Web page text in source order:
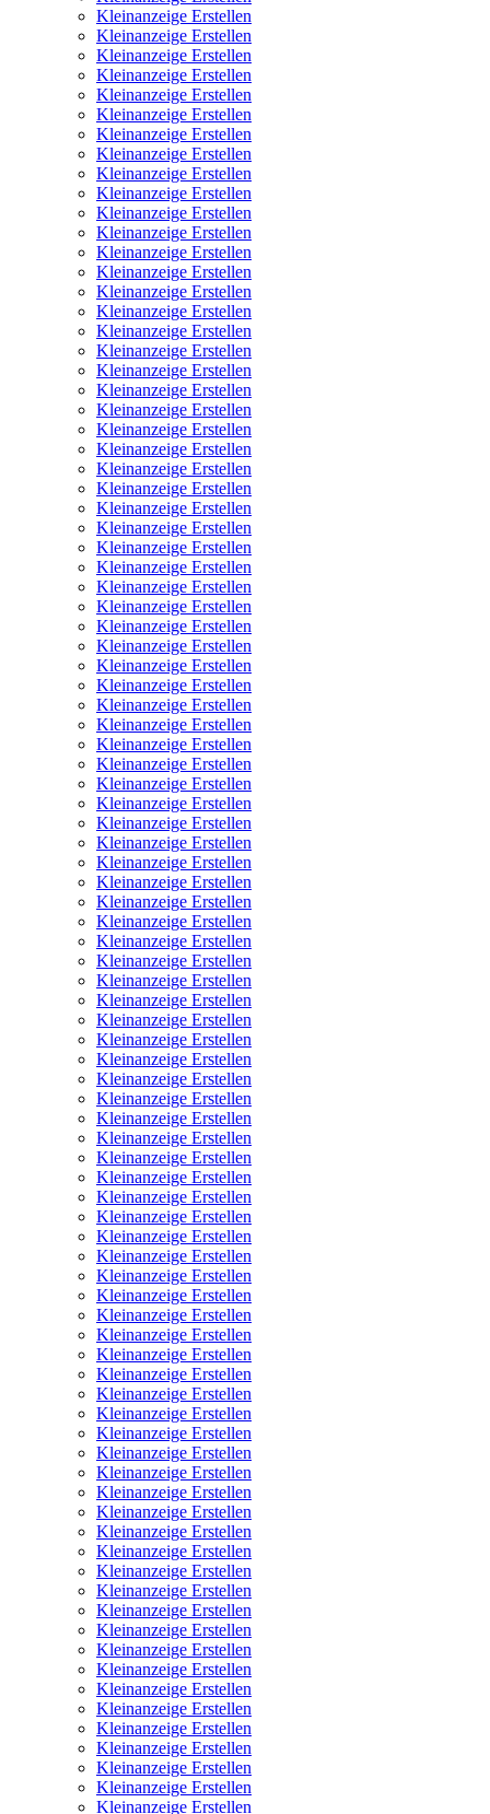
Kleinanzeige Erstellen
Kleinanzeige Erstellen
Kleinanzeige Erstellen
Kleinanzeige Erstellen
Kleinanzeige Erstellen
Kleinanzeige Erstellen
Kleinanzeige Erstellen
Kleinanzeige Erstellen
Kleinanzeige Erstellen
Kleinanzeige Erstellen
Kleinanzeige Erstellen
Kleinanzeige Erstellen
Kleinanzeige Erstellen
Kleinanzeige Erstellen
Kleinanzeige Erstellen
Kleinanzeige Erstellen
Kleinanzeige Erstellen
Kleinanzeige Erstellen
Kleinanzeige Erstellen
Kleinanzeige Erstellen
Kleinanzeige Erstellen
Kleinanzeige Erstellen
Kleinanzeige Erstellen
Kleinanzeige Erstellen
Kleinanzeige Erstellen
Kleinanzeige Erstellen
Kleinanzeige Erstellen
Kleinanzeige Erstellen
Kleinanzeige Erstellen
Kleinanzeige Erstellen
Kleinanzeige Erstellen
Kleinanzeige Erstellen
Kleinanzeige Erstellen
Kleinanzeige Erstellen
Kleinanzeige Erstellen
Kleinanzeige Erstellen
Kleinanzeige Erstellen
Kleinanzeige Erstellen
Kleinanzeige Erstellen
Kleinanzeige Erstellen
Kleinanzeige Erstellen
Kleinanzeige Erstellen
Kleinanzeige Erstellen
Kleinanzeige Erstellen
Kleinanzeige Erstellen
Kleinanzeige Erstellen
Kleinanzeige Erstellen
Kleinanzeige Erstellen
Kleinanzeige Erstellen
Kleinanzeige Erstellen
Kleinanzeige Erstellen
Kleinanzeige Erstellen
Kleinanzeige Erstellen
Kleinanzeige Erstellen
Kleinanzeige Erstellen
Kleinanzeige Erstellen
Kleinanzeige Erstellen
Kleinanzeige Erstellen
Kleinanzeige Erstellen
Kleinanzeige Erstellen
Kleinanzeige Erstellen
Kleinanzeige Erstellen
Kleinanzeige Erstellen
Kleinanzeige Erstellen
Kleinanzeige Erstellen
Kleinanzeige Erstellen
Kleinanzeige Erstellen
Kleinanzeige Erstellen
Kleinanzeige Erstellen
Kleinanzeige Erstellen
Kleinanzeige Erstellen
Kleinanzeige Erstellen
Kleinanzeige Erstellen
Kleinanzeige Erstellen
Kleinanzeige Erstellen
Kleinanzeige Erstellen
Kleinanzeige Erstellen
Kleinanzeige Erstellen
Kleinanzeige Erstellen
Kleinanzeige Erstellen
Kleinanzeige Erstellen
Kleinanzeige Erstellen
Kleinanzeige Erstellen
Kleinanzeige Erstellen
Kleinanzeige Erstellen
Kleinanzeige Erstellen
Kleinanzeige Erstellen
Kleinanzeige Erstellen
Kleinanzeige Erstellen
Kleinanzeige Erstellen
Kleinanzeige Erstellen
Kleinanzeige Erstellen